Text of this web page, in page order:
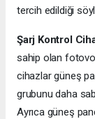
tercih edildiği
Şarj Kontrol
sahip olan
cihazlar güneş
grubunu daha
Ayrıca güneş